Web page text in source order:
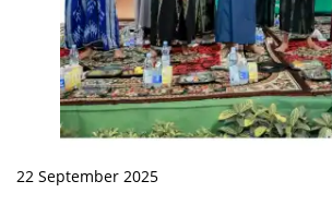
22 September 2025